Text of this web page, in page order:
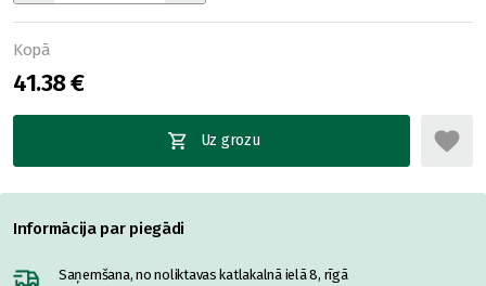
Kopā
41.38 €
Uz grozu
Informācija par piegādi
Saņemšana, no noliktavas katlakalnā ielā 8, rīgā